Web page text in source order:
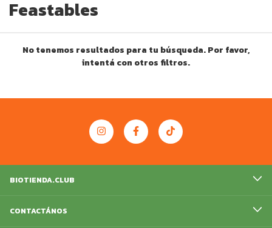
Feastables
No tenemos resultados para tu búsqueda. Por favor,
intentá con otros filtros.
BIOTIENDA.CLUB
CONTACTÁNOS